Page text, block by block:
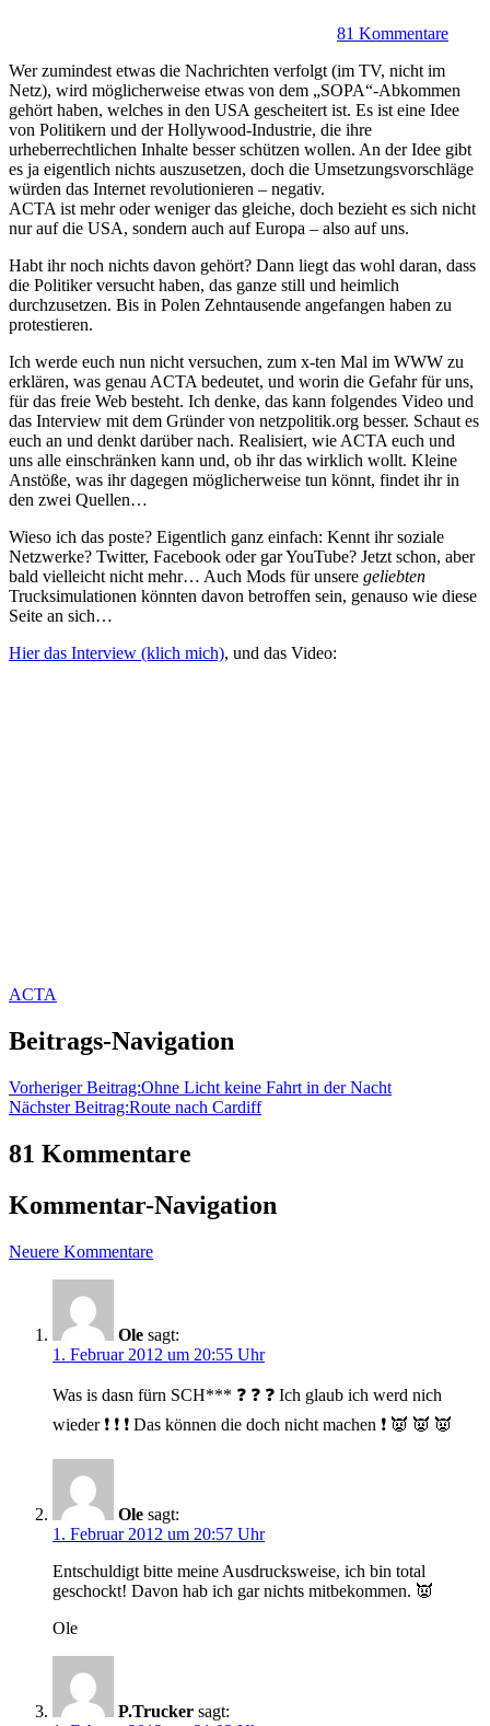
81 Kommentare
Wer zumindest etwas die Nachrichten verfolgt (im TV, nicht im
Netz), wird möglicherweise etwas von dem „SOPA“-Abkommen
gehört haben, welches in den USA gescheitert ist. Es ist eine Idee
von Politikern und der Hollywood-Industrie, die ihre
urheberrechtlichen Inhalte besser schützen wollen. An der Idee gibt
es ja eigentlich nichts auszusetzen, doch die Umsetzungsvorschläge
würden das Internet revolutionieren – negativ.
ACTA ist mehr oder weniger das gleiche, doch bezieht es sich nicht
nur auf die USA, sondern auch auf Europa – also auf uns.
Habt ihr noch nichts davon gehört? Dann liegt das wohl daran, dass
die Politiker versucht haben, das ganze still und heimlich
durchzusetzen. Bis in Polen Zehntausende angefangen haben zu
protestieren.
Ich werde euch nun nicht versuchen, zum x-ten Mal im WWW zu
erklären, was genau ACTA bedeutet, und worin die Gefahr für uns,
für das freie Web besteht. Ich denke, das kann folgendes Video und
das Interview mit dem Gründer von netzpolitik.org besser. Schaut es
euch an und denkt darüber nach. Realisiert, wie ACTA euch und
uns alle einschränken kann und, ob ihr das wirklich wollt. Kleine
Anstöße, was ihr dagegen möglicherweise tun könnt, findet ihr in
den zwei Quellen…
Wieso ich das poste? Eigentlich ganz einfach: Kennt ihr soziale
Netzwerke? Twitter, Facebook oder gar YouTube? Jetzt schon, aber
bald vielleicht nicht mehr… Auch Mods für unsere geliebten
Trucksimulationen könnten davon betroffen sein, genauso wie diese
Seite an sich…
Hier das Interview (klich mich), und das Video:
ACTA
Beitrags-Navigation
Vorheriger Beitrag:Ohne Licht keine Fahrt in der Nacht
Nächster Beitrag:Route nach Cardiff
81 Kommentare
Kommentar-Navigation
Neuere Kommentare
Ole sagt:
1. Februar 2012 um 20:55 Uhr
Was is dasn fürn SCH*** ❓ ❓ ❓ Ich glaub ich werd nich
wieder ❗ ❗ ❗ Das können die doch nicht machen ❗ 👿 👿 👿
Ole sagt:
1. Februar 2012 um 20:57 Uhr
Entschuldigt bitte meine Ausdrucksweise, ich bin total
geschockt! Davon hab ich gar nichts mitbekommen. 👿
Ole
P.Trucker sagt: